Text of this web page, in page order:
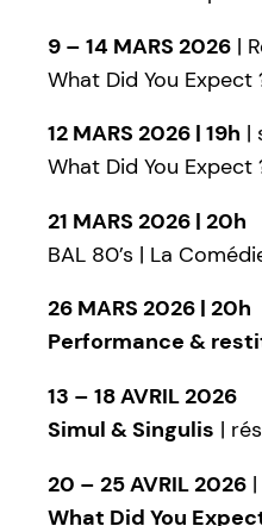
9 – 14 MARS 2026 |
What Did You Expect
12 MARS 2026 | 19h |
What Did You Expect
21 MARS 2026 | 20h
BAL 80’s | La
26 MARS 2026 | 20h
Performance &
13 – 18 AVRIL 2026
Simul & Singulis |
20 – 25 AVRIL 2026
What Did You